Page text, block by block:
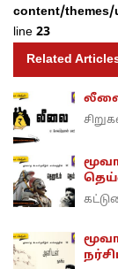
content/themes/
line 23
Related